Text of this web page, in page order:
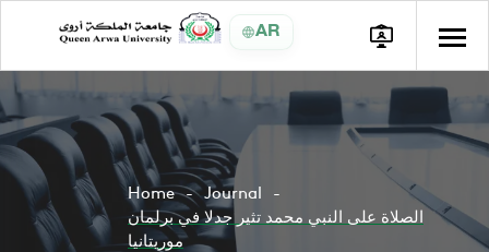
AR
Home
Journal
الصلاة على النبي محمد تثير جدلا في برلمان
موريتانيا